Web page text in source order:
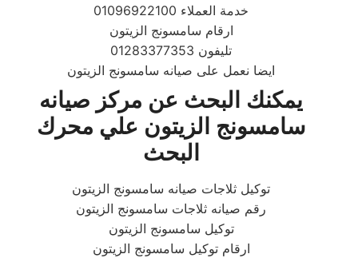
خدمة العملاء 01096922100
ارقام سامسونج الزيتون
تليفون 01283377353
ايضا نعمل على صيانه سامسونج الزيتون
يمكنك البحث عن مركز صيانه
سامسونج الزيتون علي محرك
البحث
توكيل ثلاجات صيانه سامسونج الزيتون
رقم صيانه ثلاجات سامسونج الزيتون
توكيل سامسونج الزيتون
ارقام توكيل سامسونج الزيتون